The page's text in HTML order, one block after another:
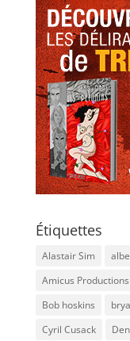
Étiquettes
Alastair Sim
Amicus Productions
Bob hoskins
Cyril Cusack